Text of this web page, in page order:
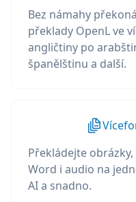
Bez námahy
překlady OpenL ve
angličtiny po
španělštinu a další.
Překládejte
Word i audio na
AI a snadno.